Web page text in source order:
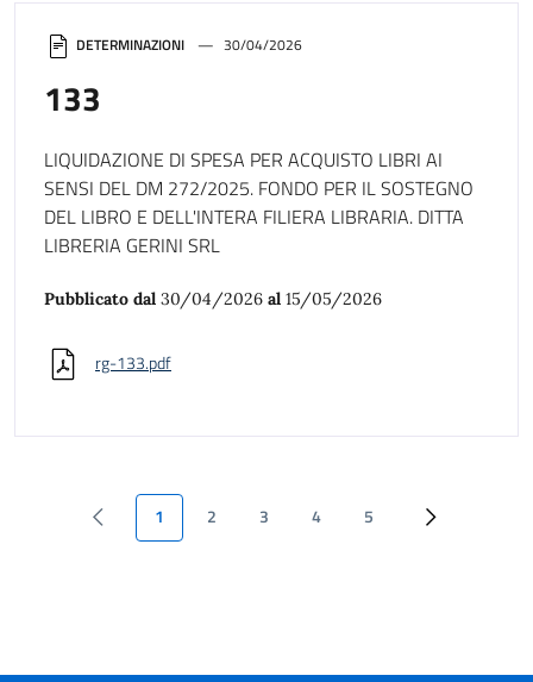
DETERMINAZIONI 30/04/2026
133
LIQUIDAZIONE DI SPESA PER ACQUISTO LIBRI AI
SENSI DEL DM 272/2025. FONDO PER IL SOSTEGNO
DEL LIBRO E DELL'INTERA FILIERA LIBRARIA. DITTA
LIBRERIA GERINI SRL
Pubblicato dal 30/04/2026 al 15/05/2026
rg-133.pdf
1 2 3 4 5